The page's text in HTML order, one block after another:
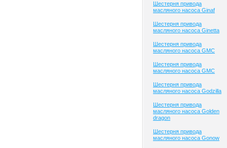
Шестерня привода
масляного насоса Ginaf
Шестерня привода
масляного насоса Ginetta
Шестерня привода
масляного насоса GMC
Шестерня привода
масляного насоса GMC
Шестерня привода
масляного насоса Godzilla
Шестерня привода
масляного насоса Golden
dragon
Шестерня привода
масляного насоса Gonow